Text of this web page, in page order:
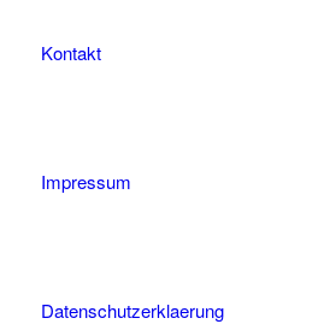
Kontakt
Impressum
Datenschutzerklaerung